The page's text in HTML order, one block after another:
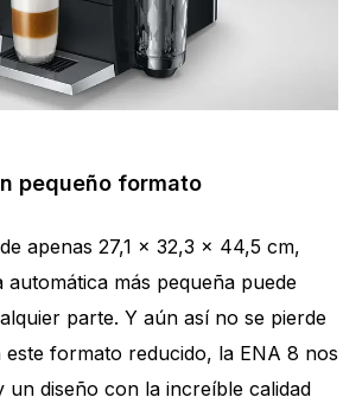
pequeño formato
apenas 27,1 x 32,3 x 44,5 cm,
más pequeña puede
parte. Y aún así no se pierde
este formato reducido, la ENA 8 nos
diseño con la increíble calidad